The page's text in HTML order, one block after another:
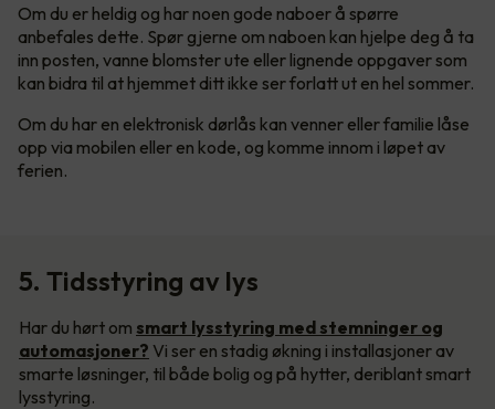
Om du er heldig og har noen gode naboer å spørre
anbefales dette. Spør gjerne om naboen kan hjelpe deg å ta
inn posten, vanne blomster ute eller lignende oppgaver som
kan bidra til at hjemmet ditt ikke ser forlatt ut en hel sommer.
Om du har en elektronisk dørlås kan venner eller familie låse
opp via mobilen eller en kode, og komme innom i løpet av
ferien.
5. Tidsstyring av lys
Har du hørt om smart lysstyring med stemninger og
automasjoner? Vi ser en stadig økning i installasjoner av
smarte løsninger, til både bolig og på hytter, deriblant smart
lysstyring.